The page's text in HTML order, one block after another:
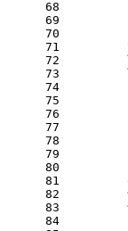
68
69
70
71
72
73
74
75
76
77
78
79
80
81
82
83
84